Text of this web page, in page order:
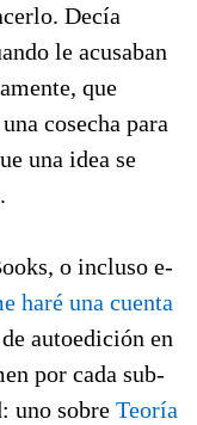
Decía
le acusaban
que
cosecha para
una idea se
o incluso e-
haré una cuenta
autoedición en
por cada sub-
uno sobre Teoría